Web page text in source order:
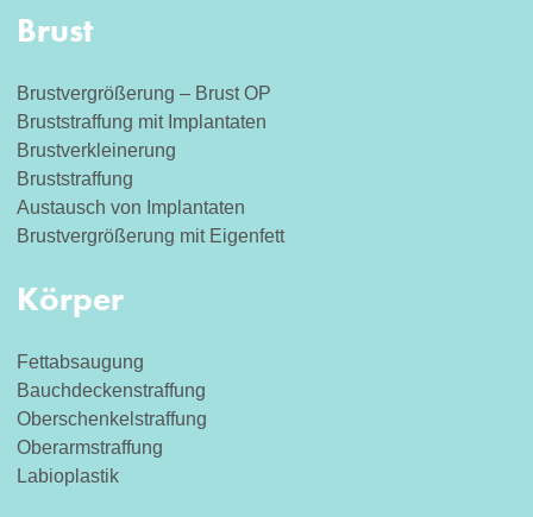
Brust
Brustvergrößerung – Brust OP
Bruststraffung mit Implantaten
Brustverkleinerung
Bruststraffung
Austausch von Implantaten
Brustvergrößerung mit Eigenfett
Körper
Fettabsaugung
Bauchdeckenstraffung
Oberschenkelstraffung
Oberarmstraffung
Labioplastik